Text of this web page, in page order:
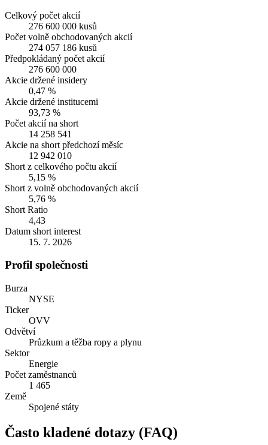
Celkový počet akcií
276 600 000 kusů
Počet volně obchodovaných akcií
274 057 186 kusů
Předpokládaný počet akcií
276 600 000
Akcie držené insidery
0,47 %
Akcie držené institucemi
93,73 %
Počet akcií na short
14 258 541
Akcie na short předchozí měsíc
12 942 010
Short z celkového počtu akcií
5,15 %
Short z volně obchodovaných akcií
5,76 %
Short Ratio
4,43
Datum short interest
15. 7. 2026
Profil společnosti
Burza
NYSE
Ticker
OVV
Odvětví
Průzkum a těžba ropy a plynu
Sektor
Energie
Počet zaměstnanců
1 465
Země
Spojené státy
Často kladené dotazy (FAQ)